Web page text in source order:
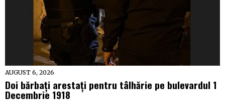
AUGUST 6, 2026
Doi bărbați arestați pentru tâlhărie pe bulevardul 1
Decembrie 1918